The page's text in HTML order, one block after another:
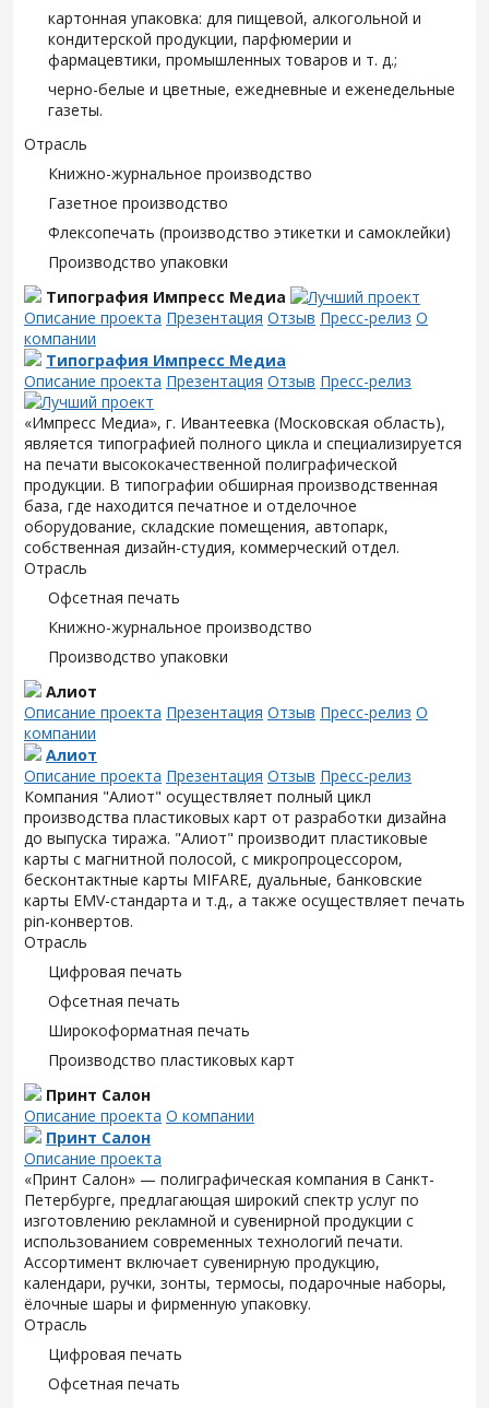
картонная упаковка: для пищевой, алкогольной и
кондитерской продукции, парфюмерии и
фармацевтики, промышленных товаров и т. д.;
черно-белые и цветные, ежедневные и еженедельные
газеты.
Отрасль
Книжно-журнальное производство
Газетное производство
Флексопечать (производство этикетки и самоклейки)
Производство упаковки
Типография Импресс Медиа
Описание проекта Презентация Отзыв Пресс-релиз О
компании
Типография Импресс Медиа
Описание проекта Презентация Отзыв Пресс-релиз
«Импресс Медиа», г. Ивантеевка (Московская область),
является типографией полного цикла и специализируется
на печати высококачественной полиграфической
продукции. В типографии обширная производственная
база, где находится печатное и отделочное
оборудование, складские помещения, автопарк,
собственная дизайн-студия, коммерческий отдел.
Отрасль
Офсетная печать
Книжно-журнальное производство
Производство упаковки
Алиот
Описание проекта Презентация Отзыв Пресс-релиз О
компании
Алиот
Описание проекта Презентация Отзыв Пресс-релиз
Компания "Алиот" осуществляет полный цикл
производства пластиковых карт от разработки дизайна
до выпуска тиража. "Алиот" производит пластиковые
карты с магнитной полосой, с микропроцессором,
бесконтактные карты MIFARE, дуальные, банковские
карты EMV-стандарта и т.д., а также осуществляет печать
pin-конвертов.
Отрасль
Цифровая печать
Офсетная печать
Широкоформатная печать
Производство пластиковых карт
Принт Салон
Описание проекта О компании
Принт Салон
Описание проекта
«Принт Салон» — полиграфическая компания в Санкт-
Петербурге, предлагающая широкий спектр услуг по
изготовлению рекламной и сувенирной продукции с
использованием современных технологий печати.
Ассортимент включает сувенирную продукцию,
календари, ручки, зонты, термосы, подарочные наборы,
ёлочные шары и фирменную упаковку.
Отрасль
Цифровая печать
Офсетная печать